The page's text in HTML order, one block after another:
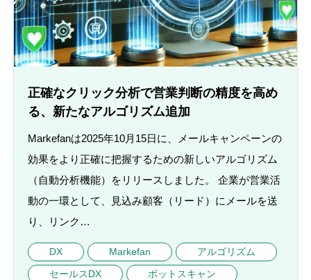
正確なクリック分析で営業判断の精度を高め
る、新たなアルゴリズム追加
Markefanは2025年10月15日に、メールキャンペーンの
効果をより正確に把握するための新しいアルゴリズム
（自動分析機能）をリリースしました。 企業が営業活
動の一環として、見込み顧客（リード）にメールを送
り、リンク…
DX Markefan
アルゴリズム
セールスDX
ボットスキャン